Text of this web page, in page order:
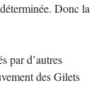
Donc la
par d’autres
des Gilets